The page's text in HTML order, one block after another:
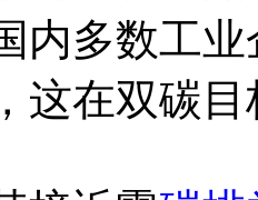
内多数工
这在双碳